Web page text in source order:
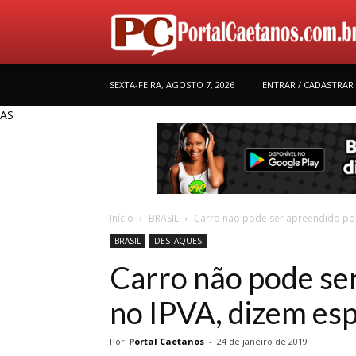
SEXTA-FEIRA, AGOSTO 7, 2026 ENTRAR / CADASTRAR
AS
Início BRASIL Carro não pode ser apreendido
BRASIL DESTAQUES
Carro não pode
no IPVA, dizem
Por Portal Caetanos - 24 de janeiro de 2019